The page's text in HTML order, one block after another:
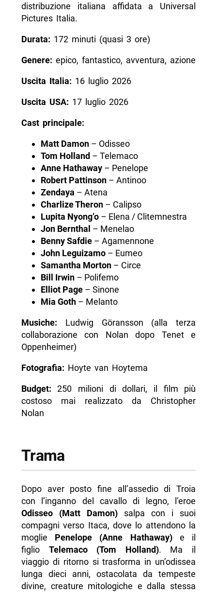
distribuzione italiana affidata a Universal
Pictures Italia.
Durata: 172 minuti (quasi 3 ore)
Genere: epico, fantastico, avventura, azione
Uscita Italia: 16 luglio 2026
Uscita USA: 17 luglio 2026
Cast principale:
Matt Damon– Odisseo
Tom Holland – Telemaco
Anne Hathaway– Penelope
Robert Pattinson– Antinoo
Zendaya – Atena
Charlize Theron– Calipso
Lupita Nyong’o– Elena / Clitemnestra
Jon Bernthal – Menelao
Benny Safdie– Agamennone
John Leguizamo– Eumeo
Samantha Morton– Circe
Bill Irwin– Polifemo
Elliot Page– Sinone
Mia Goth– Melanto
Musiche: Ludwig Göransson (alla terza
collaborazione con Nolan dopo Tenet e
Oppenheimer)
Fotografia: Hoyte van Hoytema
Budget: 250 milioni di dollari, il film più
costoso mai realizzato da Christopher
Nolan
Trama
Dopo aver posto fine all’assedio di Troia
con l’inganno del cavallo di legno, l’eroe
Odisseo (Matt Damon)salpa con i suoi
compagni verso Itaca, dove lo attendono la
moglie Penelope (Anne Hathaway)e il
figlio Telemaco (Tom Holland). Ma il
viaggio di ritorno si trasforma in un’odissea
lunga dieci anni, ostacolata da tempeste
divine, creature mitologiche e dalla stessa